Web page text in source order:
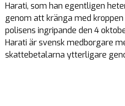
Harati, som han egentligen
genom att kränga med
polisens ingripande den 4
Harati är svensk medborgare
skattebetalarna ytterligare